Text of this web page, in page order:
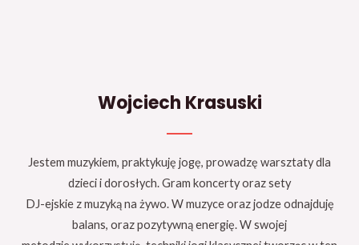
Wojciech Krasuski
Jestem muzykiem, praktykuję jogę, prowadzę warsztaty dla
dzieci i dorosłych. Gram koncerty oraz sety
DJ-ejskie z muzyką na żywo. W muzyce oraz jodze odnajduję
balans, oraz pozytywną energię. W swojej